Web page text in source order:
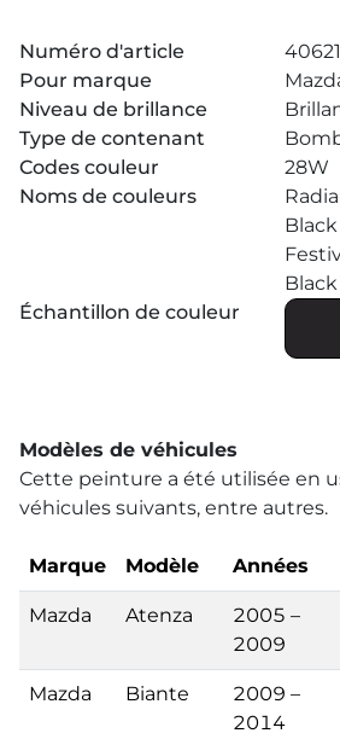
Numéro d'article
Pour marque
Niveau de brillance
Type de contenant
Codes couleur
28W
Noms de couleurs
Échantillon de couleur
Modèles de véhicules
Cette peinture a été utilisée en
véhicules suivants, entre autres.
Marque Modèle Années
Mazda Atenza
2005 –
2009
Mazda Biante
2009 –
2014